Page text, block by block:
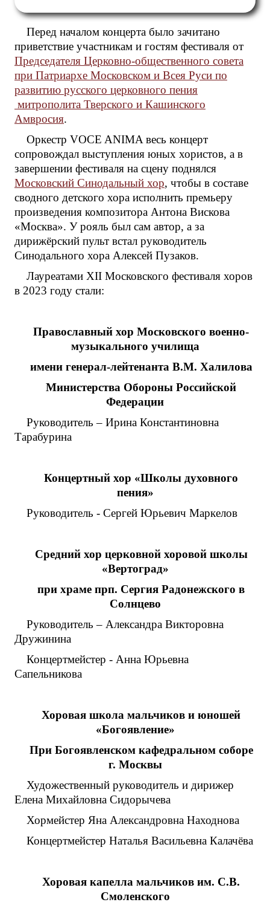
Перед началом концерта было зачитано
приветствие участникам и гостям фестиваля от
Председателя Церковно-общественного совета
при Патриархе Московском и Всея Руси по
развитию русского церковного пения
митрополита Тверского и Кашинского
Амвросия.
Оркестр VOCE ANIMA весь концерт
сопровождал выступления юных хористов, а в
завершении фестиваля на сцену поднялся
Московский Синодальный хор, чтобы в составе
сводного детского хора исполнить премьеру
произведения композитора Антона Вискова
«Москва». У рояль был сам автор, а за
дирижёрский пульт встал руководитель
Синодального хора Алексей Пузаков.
Лауреатами XII Московского фестиваля хоров
в 2023 году стали:
Православный хор Московского военно-
музыкального училища
имени генерал-лейтенанта В.М. Халилова
Министерства Обороны Российской
Федерации
Руководитель – Ирина Константиновна
Тарабурина
Концертный хор «Школы духовного
пения»
Руководитель - Сергей Юрьевич Маркелов
Средний хор церковной хоровой школы
«Вертоград»
при храме прп. Сергия Радонежского в
Солнцево
Руководитель – Александра Викторовна
Дружинина
Концертмейстер - Анна Юрьевна
Сапельникова
Хоровая школа мальчиков и юношей
«Богоявление»
При Богоявленском кафедральном соборе
г. Москвы
Художественный руководитель и дирижер
Елена Михайловна Сидорычева
Хормейстер Яна Александровна Находнова
Концертмейстер Наталья Васильевна Калачёва
Хоровая капелла мальчиков им. С.В.
Смоленского